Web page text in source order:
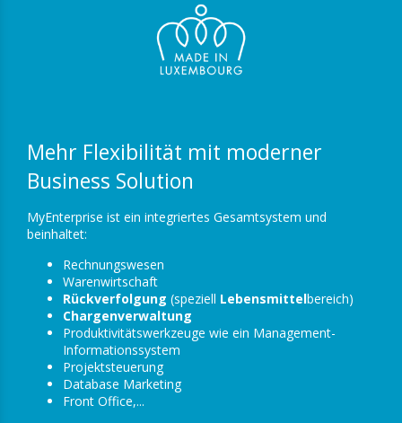
Mehr Flexibilität mit moderner
Business Solution
MyEnterprise ist ein integriertes Gesamtsystem und
beinhaltet:
Rechnungswesen
Warenwirtschaft
Rückverfolgung (speziell Lebensmittelbereich)
Chargenverwaltung
Produktivitätswerkzeuge wie ein Management-
Informationssystem
Projektsteuerung
Database Marketing
Front Office,...